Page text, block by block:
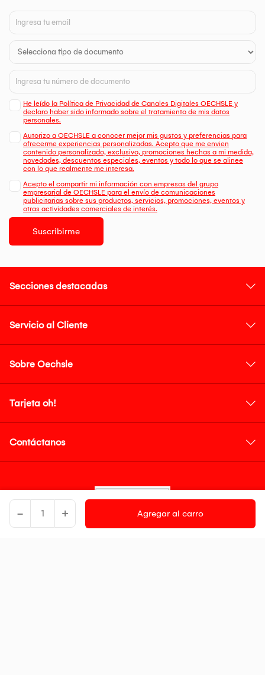
- + Agregar al carro
He leído la Política de Privacidad de Canales Digitales OECHSLE y
declaro haber sido informado sobre el tratamiento de mis datos
personales.
Autorizo a OECHSLE a conocer mejor mis gustos y preferencias para
ofrecerme experiencias personalizadas. Acepto que me envien
contenido personalizado, exclusivo, promociones hechas a mi medida,
novedades, descuentos especiales, eventos y todo lo que se alinee
con lo que realmente me interesa.
Acepto el compartir mi información con empresas del grupo
empresarial de OECHSLE para el envío de comunicaciones
publicitarias sobre sus productos, servicios, promociones, eventos y
otras actividades comerciales de interés.
Suscribirme
Secciones destacadas
Servicio al Cliente
Sobre Oechsle
Tarjeta oh!
Contáctanos